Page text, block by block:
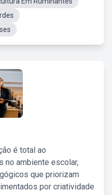
é total ao
no ambiente escolar,
que priorizam
por criatividade